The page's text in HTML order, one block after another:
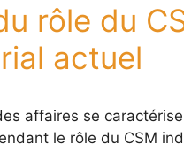
rôle du
actuel
affaires se
le rôle du CSM